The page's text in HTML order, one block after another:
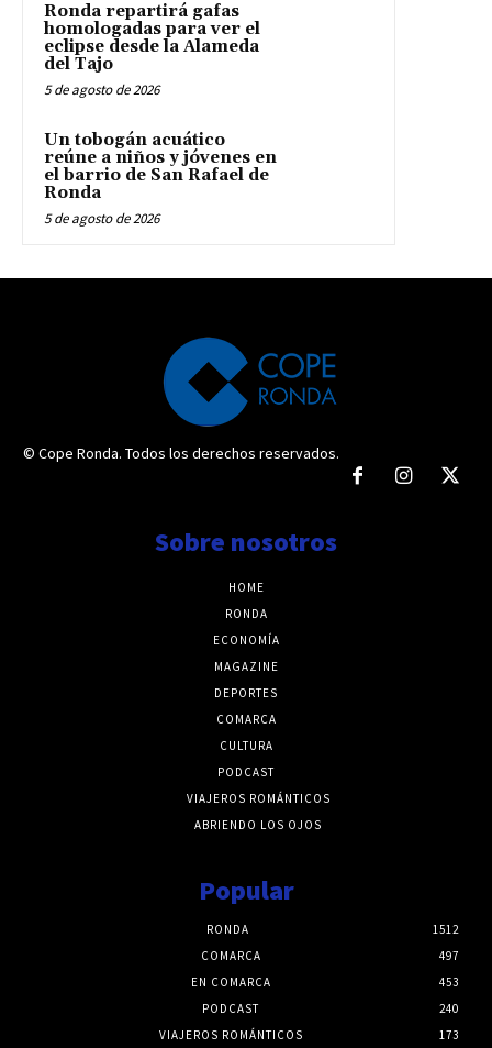
Ronda repartirá gafas
homologadas para ver el
eclipse desde la Alameda
del Tajo
5 de agosto de 2026
Un tobogán acuático
reúne a niños y jóvenes en
el barrio de San Rafael de
Ronda
5 de agosto de 2026
© Cope Ronda. Todos los derechos reservados.
Sobre nosotros
HOME
RONDA
ECONOMÍA
MAGAZINE
DEPORTES
COMARCA
CULTURA
PODCAST
VIAJEROS ROMÁNTICOS
ABRIENDO LOS OJOS
Popular
RONDA
1512
COMARCA
497
EN COMARCA
453
PODCAST
240
VIAJEROS ROMÁNTICOS
173